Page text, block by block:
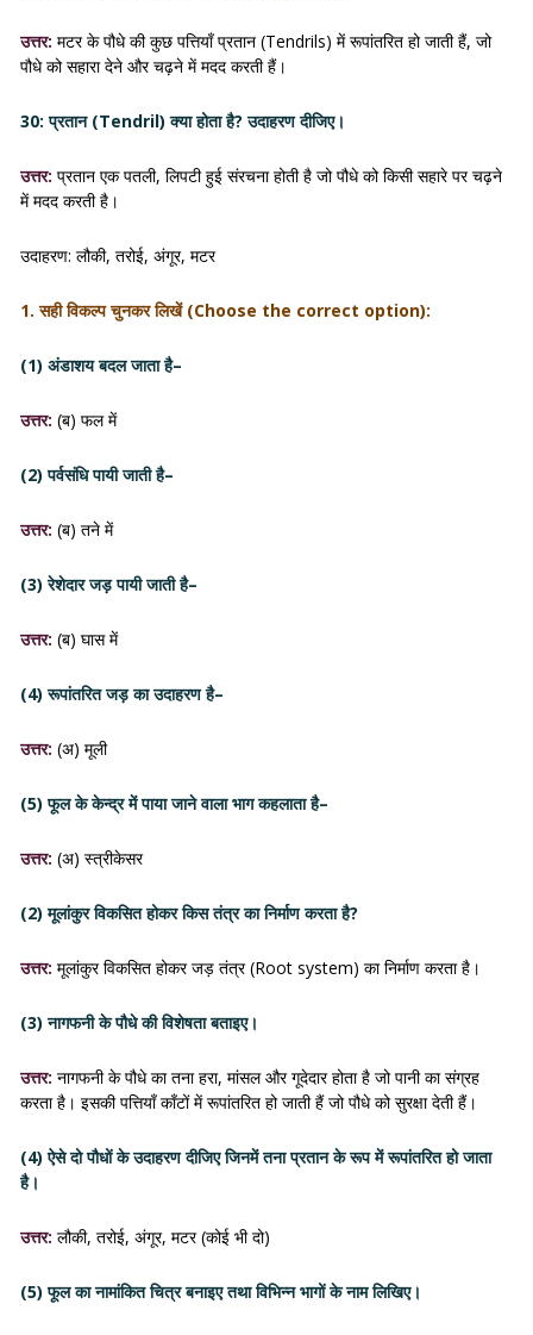
उत्तर: मटर के पौधे की कुछ पत्तियाँ प्रतान (Tendrils) में रूपांतरित हो जाती हैं, जो
पौधे को सहारा देने और चढ़ने में मदद करती हैं।
30: प्रतान (Tendril) क्या होता है? उदाहरण दीजिए।
उत्तर: प्रतान एक पतली, लिपटी हुई संरचना होती है जो पौधे को किसी सहारे पर चढ़ने
में मदद करती है।
उदाहरण: लौकी, तरोई, अंगूर, मटर
1. सही विकल्प चुनकर लिखें (Choose the correct option):
(1) अंडाशय बदल जाता है–
उत्तर: (ब) फल में
(2) पर्वसंधि पायी जाती है–
उत्तर: (ब) तने में
(3) रेशेदार जड़ पायी जाती है–
उत्तर: (ब) घास में
(4) रूपांतरित जड़ का उदाहरण है–
उत्तर: (अ) मूली
(5) फूल के केन्द्र में पाया जाने वाला भाग कहलाता है–
उत्तर: (अ) स्त्रीकेसर
(2) मूलांकुर विकसित होकर किस तंत्र का निर्माण करता है?
उत्तर: मूलांकुर विकसित होकर जड़ तंत्र (Root system) का निर्माण करता है।
(3) नागफनी के पौधे की विशेषता बताइए।
उत्तर: नागफनी के पौधे का तना हरा, मांसल और गूदेदार होता है जो पानी का संग्रह
करता है। इसकी पत्तियाँ काँटों में रूपांतरित हो जाती हैं जो पौधे को सुरक्षा देती हैं।
(4) ऐसे दो पौधों के उदाहरण दीजिए जिनमें तना प्रतान के रूप में रूपांतरित हो जाता
है।
उत्तर: लौकी, तरोई, अंगूर, मटर (कोई भी दो)
(5) फूल का नामांकित चित्र बनाइए तथा विभिन्न भागों के नाम लिखिए।